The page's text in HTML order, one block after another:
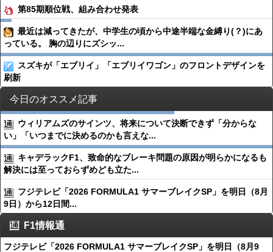
第85期順位戦、組み合わせ発表
最近は減ってきたが、中学生の頃から中途半端な金縛り(？)にあ
っている。 胸の辺りにズシッ...
スズキが「エブリイ」「エブリイワゴン」のフロントデザインを
刷新
今日のオススメ記事
ウィリアムズのサインツ、将来について決断できず「分からな
い」「いつまでに決めるのかも言えな...
キャデラックF1、致命的なブレーキ問題の原因が明らかになるも
解決には至っておらずめども立た...
フジテレビ「2026 FORMULA1 サマーブレイクSP」を明日（8月
9日）から12日間...
F1情報通
フジテレビ「2026 FORMULA1 サマーブレイクSP」を明日（8月9